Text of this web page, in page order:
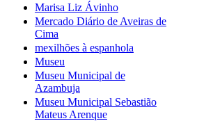
Marisa Liz Ávinho
Mercado Diário de Aveiras de
Cima
mexilhões à espanhola
Museu
Museu Municipal de
Azambuja
Museu Municipal Sebastião
Mateus Arenque